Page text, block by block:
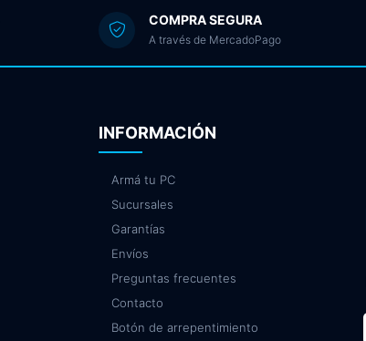
COMPRA SEGURA
A través de MercadoPago
INFORMACIÓN
Armá tu PC
Sucursales
Garantías
Envíos
Preguntas frecuentes
Contacto
Botón de arrepentimiento